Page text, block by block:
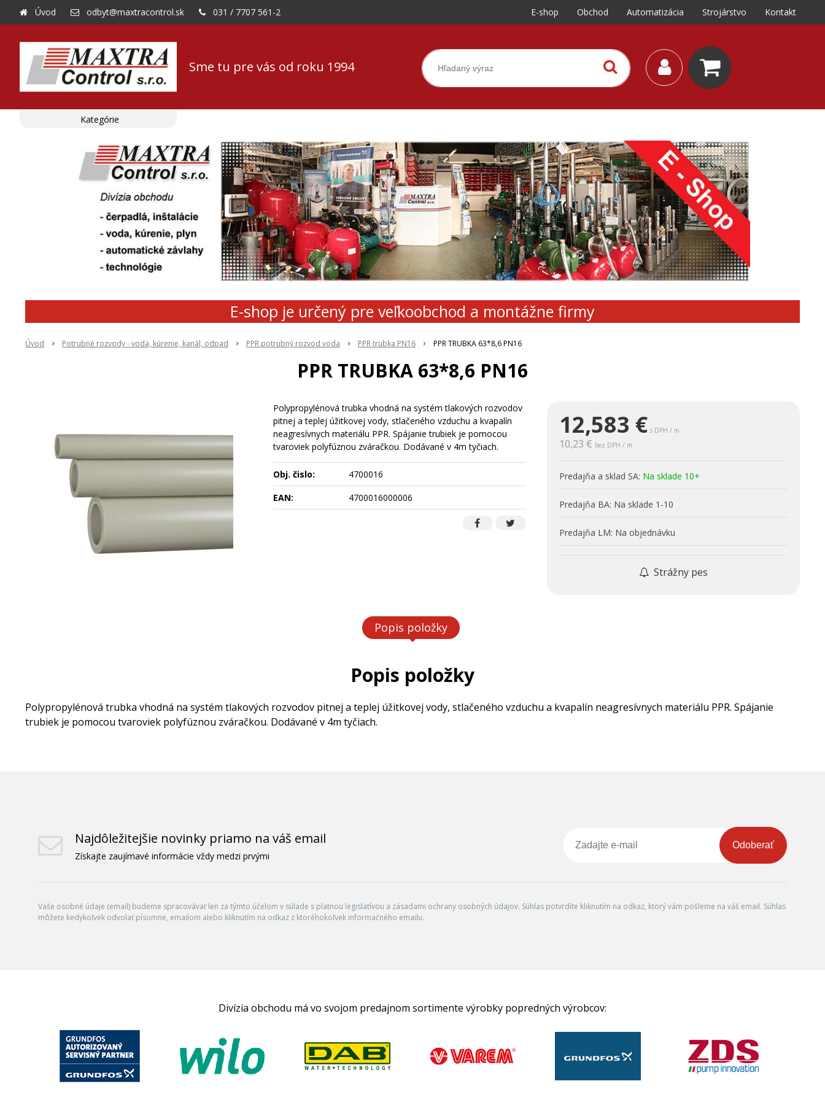
Sme tu pre vás od roku 1994
Úvod odbyt@maxtracontrol.sk 031 / 7707 561-2 E-shop Obchod Automatizácia Strojárstvo Kontakt
E-shop je určený pre veľkoobchod a montážne firmy
Úvod Potrubné rozvody - voda, kúrenie, kanál, odpad PPR potrubný rozvod voda PPR trubka PN16 PPR TRUBKA 63*8,6 PN16
PPR TRUBKA 63*8,6 PN16
12,583 € s DPH / m
10,23 € bez DPH / m
Predajňa a sklad SA: Na sklade 10+
Predajňa BA: Na sklade 1-10
Predajňa LM: Na objednávku
Strážny pes
Polypropylénová trubka vhodná na systém tlakových rozvodov
pitnej a teplej úžitkovej vody, stlačeného vzduchu a kvapalín
neagresívnych materiálu PPR. Spájanie trubiek je pomocou
tvaroviek polyfúznou zváračkou. Dodávané v 4m tyčiach.
Obj. čislo:
4700016
EAN:
4700016000006
Popis položky
Popis položky
Polypropylénová trubka vhodná na systém tlakových rozvodov pitnej a teplej úžitkovej vody, stlačeného vzduchu a kvapalín neagresívnych materiálu PPR. Spájanie
trubiek je pomocou tvaroviek polyfúznou zváračkou. Dodávané v 4m tyčiach.
Kategórie
Najdôležitejšie novinky priamo na váš email
Získajte zaujímavé informácie vždy medzi prvými
Odoberať
Vaše osobné údaje (email) budeme spracovávať len za týmto účelom v súlade s platnou legislatívou a zásadami ochrany osobných údajov. Súhlas potvrdíte kliknutím na odkaz, ktorý vám pošleme na váš email. Súhlas
môžete kedykoľvek odvolať písomne, emailom alebo kliknutím na odkaz z ktoréhokoľvek informačného emailu.
Divízia obchodu má vo svojom predajnom sortimente výrobky popredných výrobcov: